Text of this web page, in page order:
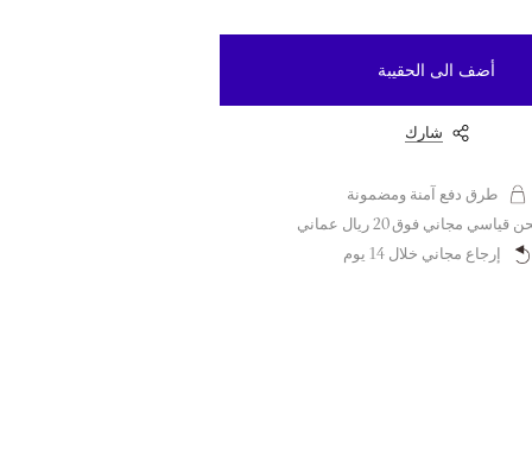
أضف الى الحقيبة
شارك
طرق دفع آمنة ومضمونة
قياسي مجاني فوق 20 ريال عماني
إرجاع مجاني خلال 14 يوم